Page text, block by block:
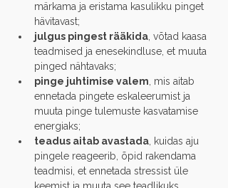
märkama ja eristama kasulikku pinget
hävitavast;
julgus pingest rääkida , võtad kaasa
teadmised ja enesekindluse, et muuta
pinged nähtavaks;
pinge juhtimise valem , mis aitab
ennetada pingete eskaleerumist ja
muuta pinge tulemuste kasvatamise
energiaks;
teadus aitab avastada , kuidas aju
pingele reageerib, õpid rakendama
teadmisi, et ennetada stressist üle